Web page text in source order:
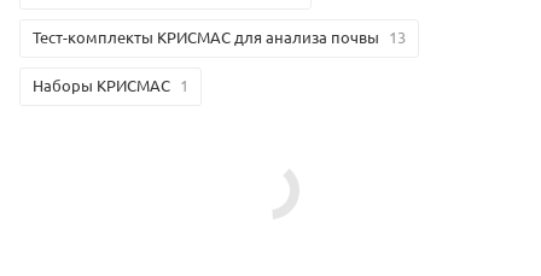
Тест-комплекты КРИСМАС для анализа почвы 13
Наборы КРИСМАС 1